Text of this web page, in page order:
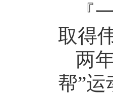
『
取得
两
帮”